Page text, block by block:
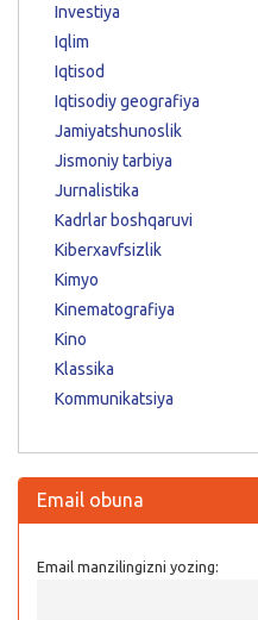
Investiya
Iqlim
Iqtisod
Iqtisodiy geografiya
Jamiyatshunoslik
Jismoniy tarbiya
Jurnalistika
Kadrlar boshqaruvi
Kiberxavfsizlik
Kimyo
Kinematografiya
Kino
Klassika
Kommunikatsiya
Email obuna
Email manzilingizni yozing: